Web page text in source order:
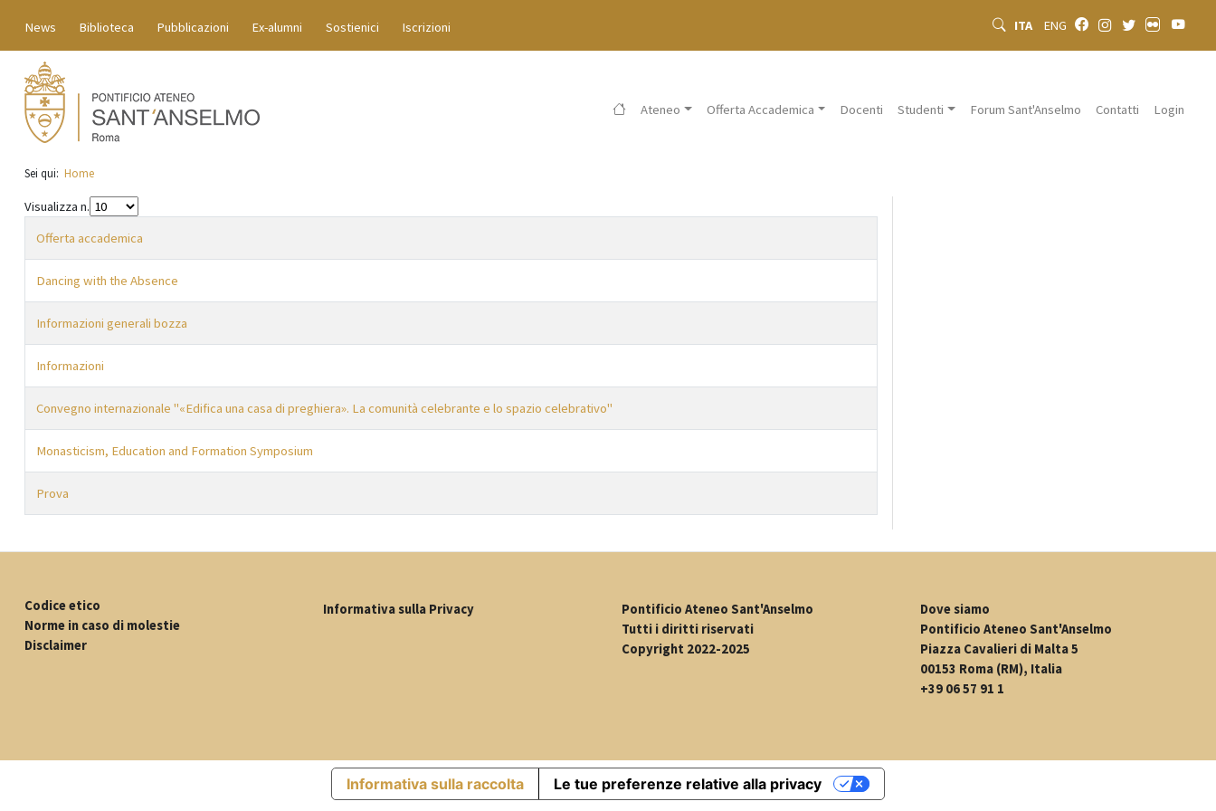
News Biblioteca Pubblicazioni Ex-alumni Sostienici Iscrizioni ITA ENG
Ateneo Offerta Accademica Docenti Studenti Forum Sant'Anselmo Contatti Login
Sei qui: Home
Visualizza n.
Offerta accademica
Dancing with the Absence
Informazioni generali bozza
Informazioni
Convegno internazionale "«Edifica una casa di preghiera». La comunità celebrante e lo spazio celebrativo"
Monasticism, Education and Formation Symposium
Prova
Codice etico
Norme in caso di molestie
Disclaimer
Informativa sulla Privacy
Pontificio Ateneo Sant'Anselmo
Tutti i diritti riservati
Copyright 2022-2025
Dove siamo
Pontificio Ateneo Sant'Anselmo
Piazza Cavalieri di Malta 5
00153 Roma (RM), Italia
+39 06 57 91 1
Informativa sulla raccolta Le tue preferenze relative alla privacy